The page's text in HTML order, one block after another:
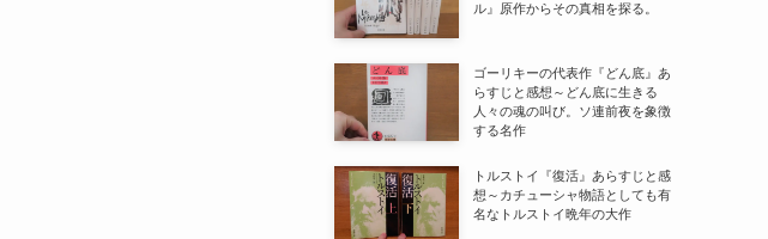
ル』原作からその真相を探る。
ゴーリキーの代表作『どん底』あ
らすじと感想～どん底に生きる
人々の魂の叫び。ソ連前夜を象徴
する名作
トルストイ『復活』あらすじと感
想～カチューシャ物語としても有
名なトルストイ晩年の大作